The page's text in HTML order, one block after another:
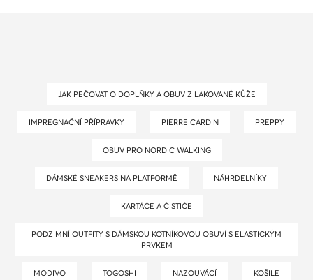
JAK PEČOVAT O DOPLŇKY A OBUV Z LAKOVANÉ KŮŽE
IMPREGNAČNÍ PŘÍPRAVKY PIERRE CARDIN PREPPY
OBUV PRO NORDIC WALKING
DÁMSKÉ SNEAKERS NA PLATFORMĚ NÁHRDELNÍKY
KARTÁČE A ČISTIČE
PODZIMNÍ OUTFITY S DÁMSKOU KOTNÍKOVOU OBUVÍ S ELASTICKÝM
PRVKEM
MODIVO TOGOSHI NAZOUVÁCÍ KOŠILE